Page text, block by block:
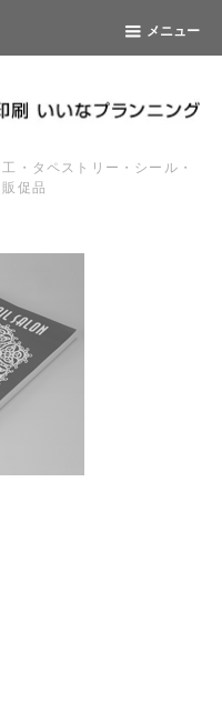
メニュー
・タペストリー・シール・
促品